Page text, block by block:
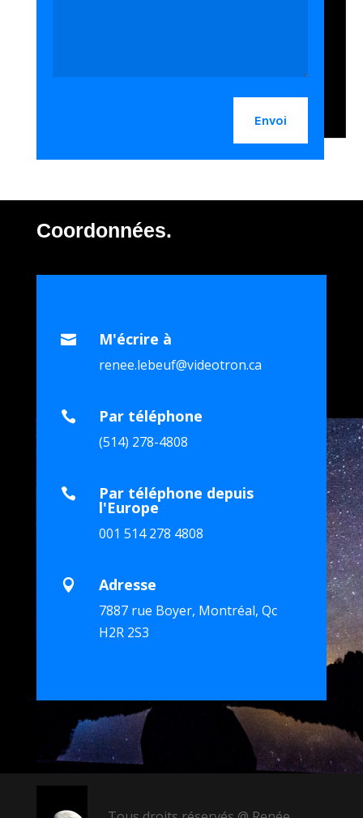
Envoi
Coordonnées.
 M'écrire à
renee.lebeuf@videotron.ca
 Par téléphone
(514) 278-4808
 Par téléphone depuis
l'Europe
001 514 278 4808
 Adresse
7887 rue Boyer, Montréal, Qc
H2R 2S3